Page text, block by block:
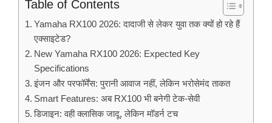
Table of Contents
Yamaha RX100 2026: दादाजी से लेकर युवा तक क्यों हो रहे हैं
एक्साइटेड?
New Yamaha RX100 2026: Expected Key
Specifications
इंजन और परफॉर्मेंस: पुरानी आवाज नहीं, लेकिन भरोसेमंद ताकत
Smart Features: अब RX100 भी बनेगी टेक-सेवी
डिजाइन: वही क्लासिक जादू, लेकिन मॉडर्न टच